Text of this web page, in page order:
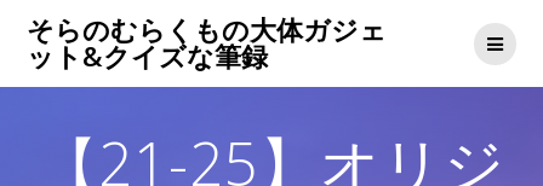
コ
ン
ン
へ
ス
そらのむらくもの大体ガジェ
ット&クイズな筆録
【21-25】オリジ